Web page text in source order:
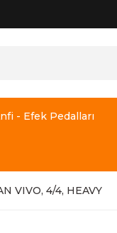
- Efek Pedalları
VIVO, 4/4, HEAVY